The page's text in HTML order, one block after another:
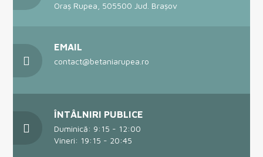
Oraș Rupea, 505500 Jud. Brașov
EMAIL
contact@betaniarupea.ro
ÎNTÂLNIRI PUBLICE
Duminică: 9:15 - 12:00
Vineri: 19:15 - 20:45